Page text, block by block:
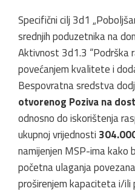
Specifični cilj 3d1
srednjih poduzetnika na
Aktivnost 3d1.3 “Podrška
povećanjem kvalitete i
Bespovratna sredstva
otvorenog Poziva na
odnosno do iskorištenja
ukupnoj vrijednosti
namijenjen MSP-ima kako
početna ulaganja
proširenjem kapaciteta i/